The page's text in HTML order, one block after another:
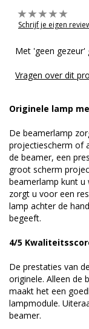
Schrijf je eigen
Met 'geen gezeur'
Vragen over dit
Originele lamp
De beamerlamp
projectiescherm of
de beamer, een
groot scherm
beamerlamp kunt u
zorgt u voor een
lamp achter de
begeeft.
4/5
De prestaties van
originele. Alleen de
maakt het een
lampmodule.
beamer.